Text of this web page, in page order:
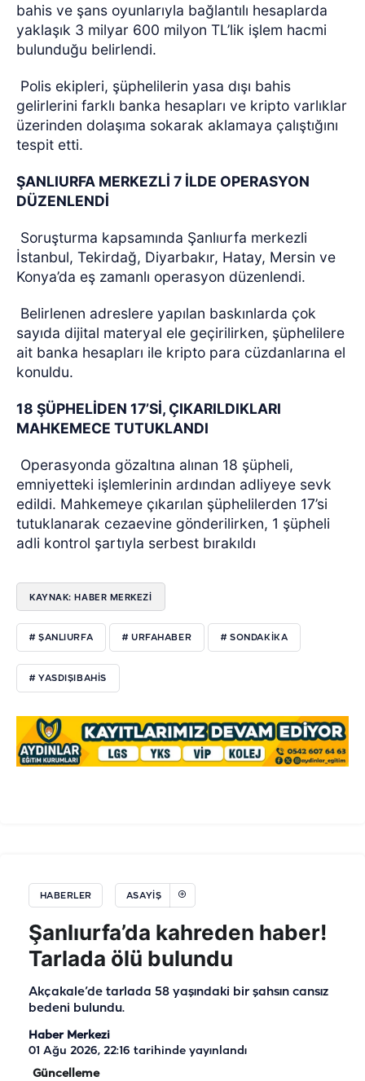
bahis ve şans oyunlarıyla bağlantılı hesaplarda
yaklaşık 3 milyar 600 milyon TL’lik işlem hacmi
bulunduğu belirlendi.
Polis ekipleri, şüphelilerin yasa dışı bahis
gelirlerini farklı banka hesapları ve kripto varlıklar
üzerinden dolaşıma sokarak aklamaya çalıştığını
tespit etti.
ŞANLIURFA MERKEZLİ 7 İLDE OPERASYON
DÜZENLENDİ
Soruşturma kapsamında Şanlıurfa merkezli
İstanbul, Tekirdağ, Diyarbakır, Hatay, Mersin ve
Konya’da eş zamanlı operasyon düzenlendi.
Belirlenen adreslere yapılan baskınlarda çok
sayıda dijital materyal ele geçirilirken, şüphelilere
ait banka hesapları ile kripto para cüzdanlarına el
konuldu.
18 ŞÜPHELİDEN 17’Sİ, ÇIKARILDIKLARI
MAHKEMECE TUTUKLANDI
Operasyonda gözaltına alınan 18 şüpheli,
emniyetteki işlemlerinin ardından adliyeye sevk
edildi. Mahkemeye çıkarılan şüphelilerden 17’si
tutuklanarak cezaevine gönderilirken, 1 şüpheli
adli kontrol şartıyla serbest bırakıldı
KAYNAK: HABER MERKEZI
# ŞANLIURFA # URFAHABER # SONDAKIKA
# YASDIŞIBAHIS
HABERLER ASAYIŞ
Şanlıurfa’da kahreden haber!
Tarlada ölü bulundu
Akçakale’de tarlada 58 yaşındaki bir şahsın cansız
bedeni bulundu.
Haber Merkezi
01 Ağu 2026, 22:16 tarihinde yayınlandı
Güncelleme